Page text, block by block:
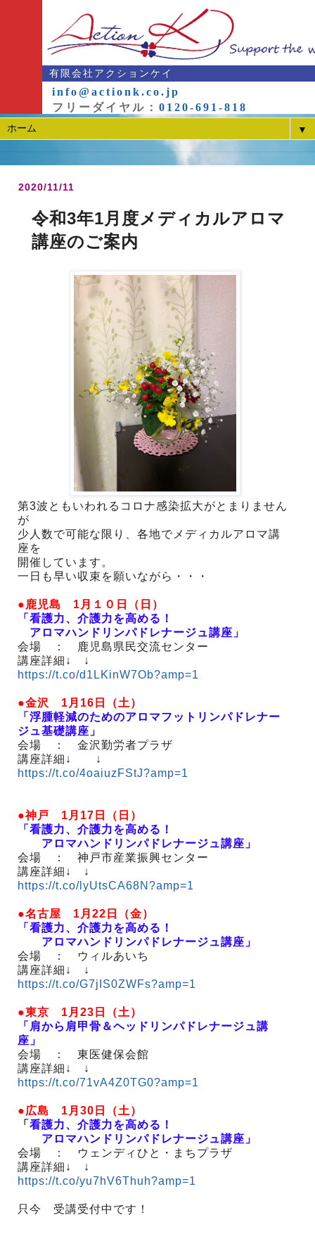
有限会社アクションケイ
info@actionk.co.jp
フリーダイヤル： 0120-691-818
▼
2020/11/11
令和3年1月度メディカルアロマ
講座のご案内
第3波ともいわれるコロナ感染拡大がとまりません
が
少人数で可能な限り、各地でメディカルアロマ講
座を
開催しています。
一日も早い収束を願いながら・・・
●鹿児島 1月１０日（日）
「看護力、介護力を高める！
アロマハンドリンパドレナージュ講座」
会場 ： 鹿児島県民交流センター
講座詳細↓ ↓
https://t.co/d1LKinW7Ob?amp=1
●金沢 1月16日（土）
「浮腫軽減のためのアロマフットリンパドレナー
ジュ基礎講座」
会場 ： 金沢勤労者プラザ
講座詳細↓ ↓
https://t.co/4oaiuzFStJ?amp=1
●神戸 1月17日（日）
「看護力、介護力を高める！
アロマハンドリンパドレナージュ講座」
会場 ： 神戸市産業振興センター
講座詳細↓ ↓
https://t.co/lyUtsCA68N?amp=1
●名古屋 1月22日（金）
「看護力、介護力を高める！
アロマハンドリンパドレナージュ講座」
会場 ： ウィルあいち
講座詳細↓ ↓
https://t.co/G7jIS0ZWFs?amp=1
●東京 1月23日（土）
「肩から肩甲骨＆ヘッドリンパドレナージュ講
座」
会場 ： 東医健保会館
講座詳細↓ ↓
https://t.co/71vA4Z0TG0?amp=1
●広島 1月30日（土）
「 看護力、介護力を高める！
アロマハンドリンパドレナージュ講座」
会場 ： ウェンディひと・まちプラザ
講座詳細↓ ↓
https://t.co/yu7hV6Thuh?amp=1
只今 受講受付中です！